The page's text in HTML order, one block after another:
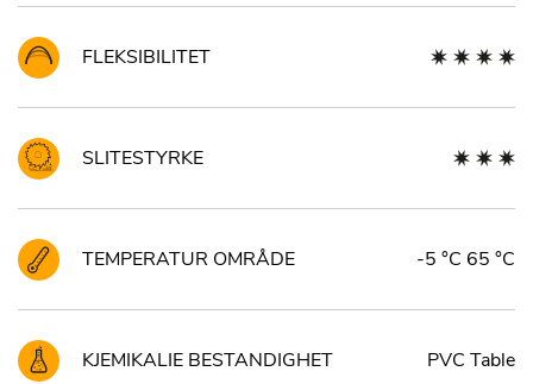
FLEKSIBILITET
SLITESTYRKE
TEMPERATUR OMRÅDE -5 °C 65 °C
KJEMIKALIE BESTANDIGHET PVC Table